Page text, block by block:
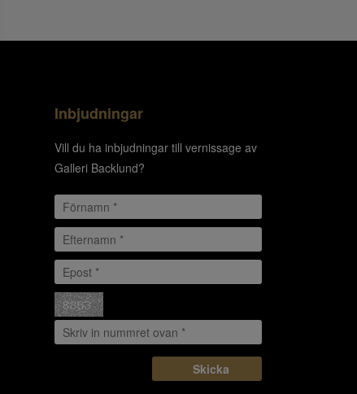
Inbjudningar
Vill du ha inbjudningar till vernissage av
Galleri Backlund?